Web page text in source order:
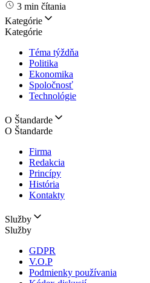
3 min čítania
Kategórie
Kategórie
Téma týždňa
Politika
Ekonomika
Spoločnosť
Technológie
O Štandarde
O Štandarde
Firma
Redakcia
Princípy
História
Kontakty
Služby
Služby
GDPR
V.O.P
Podmienky používania